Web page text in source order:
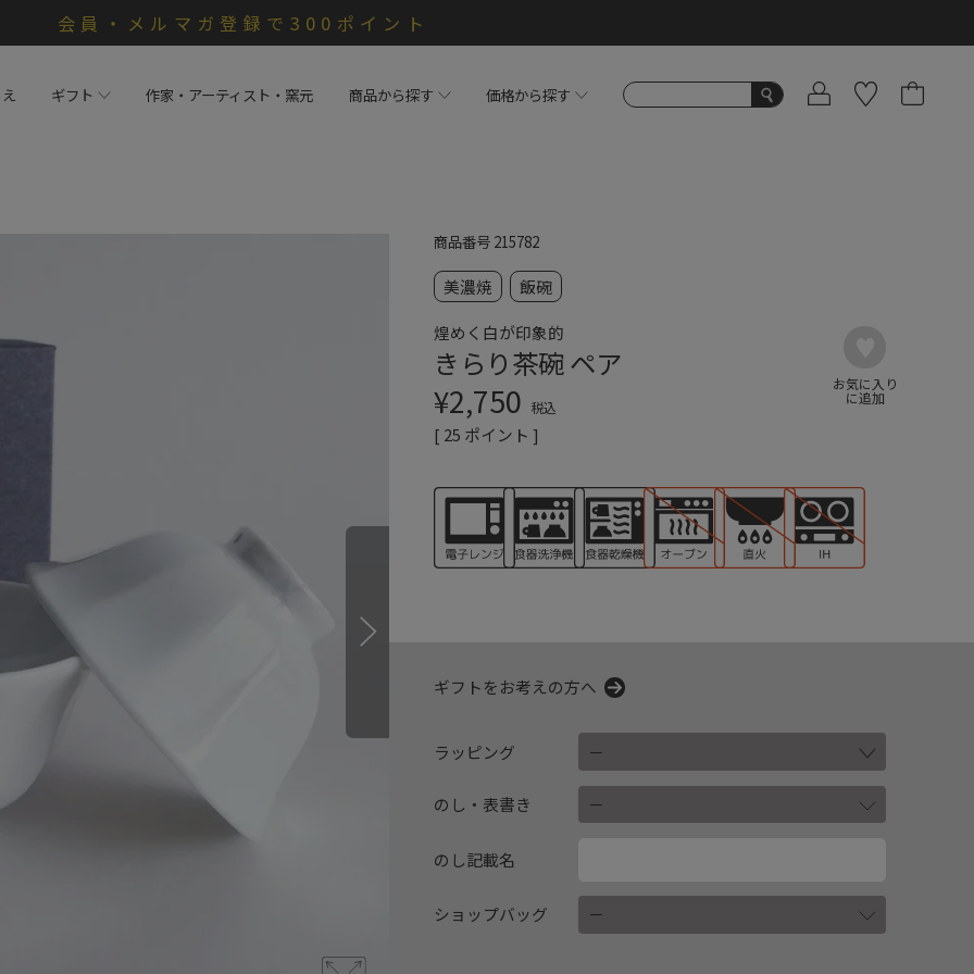
会員・メルマガ登録で300ポイント
ギフト 作家・アーティスト・窯元 商品から探す 価格から探す
商品番号 215782
美濃焼 飯碗
煌めく白が印象的
きらり茶碗 ペア
¥2,750 税込
[ 25 ポイント ]
ギフトをお考えの方へ
ラッピング
のし・表書き
のし記載名
ショップバッグ